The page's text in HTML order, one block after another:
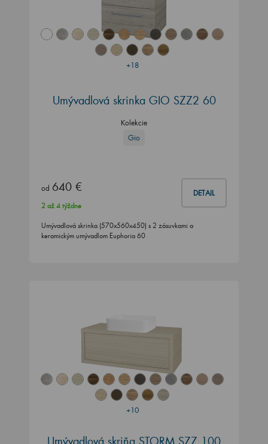
+18
Umývadlová skrinka GIO SZZ2 60
Kolekcie
Gio
od 640 € DETAIL
2 až 4 týždne
Umývadlová skrinka (570x560x450) s 2 zásuvkami a
keramickým umývadlom Euphoria 60
+10
Umývadlová skriňa STORM SZZ 100